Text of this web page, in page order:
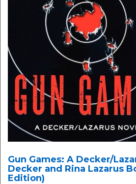
Gun Games: A Decker/
Decker and Rina Lazarus
Edition)